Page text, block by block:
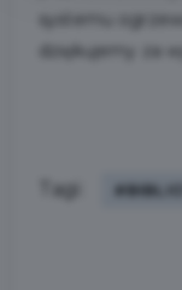
systemu
dziękujemy za
Tagi: